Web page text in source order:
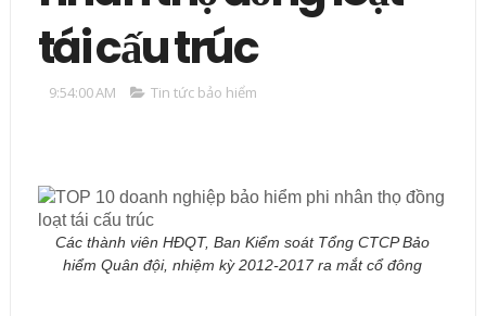
tái cấu trúc
9:54:00 AM Tin tức bảo hiểm
Các thành viên HĐQT, Ban Kiểm soát Tổng CTCP Bảo
hiểm Quân đội, nhiệm kỳ 2012-2017 ra mắt cổ đông